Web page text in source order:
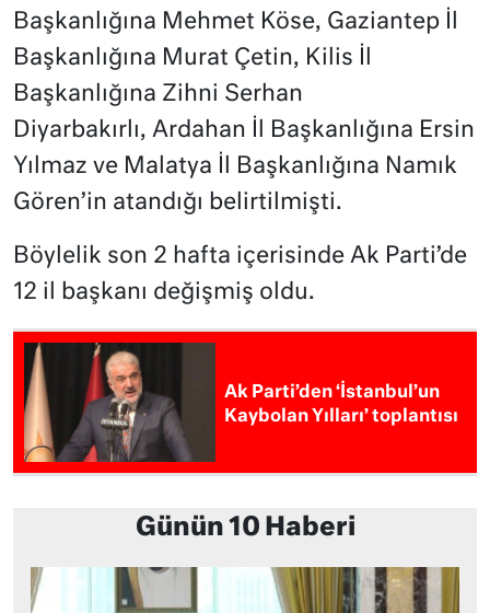
Başkanlığına Mehmet Köse, Gaziantep İl
Başkanlığına Murat Çetin, Kilis İl
Başkanlığına Zihni Serhan
Diyarbakırlı, Ardahan İl Başkanlığına Ersin
Yılmaz ve Malatya İl Başkanlığına Namık
Gören’in atandığı belirtilmişti.
Böylelik son 2 hafta içerisinde Ak Parti’de
12 il başkanı değişmiş oldu.
Ak Parti’den ‘İstanbul’un
Kaybolan Yılları’ toplantısı
Günün 10 Haberi